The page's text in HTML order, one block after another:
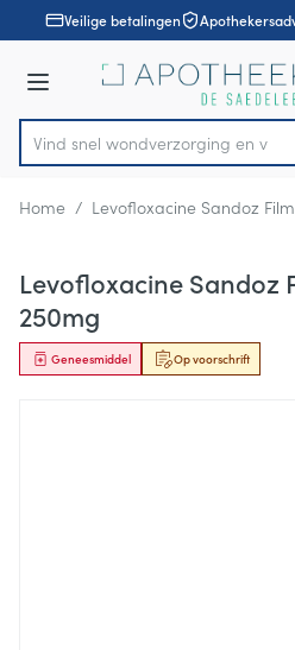
Ga naar de inhoud
1 van 1Veilige betalingen
Menu
Product, merk, categorie...
Vind snel wondverzorgi
Home / Levofloxacine Sandoz
Levofloxacine Sandoz
250mg
Op voorschrift
Geneesmiddel